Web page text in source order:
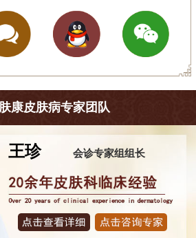
康皮肤病专家团队
王珍 会诊专家组组长